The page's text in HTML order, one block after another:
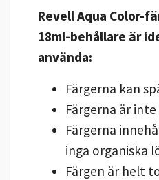
Revell Aqua Color-
18ml-behållare är
använda:
Färgerna kan
Färgerna är
Färgerna
inga organiska
Färgen är helt